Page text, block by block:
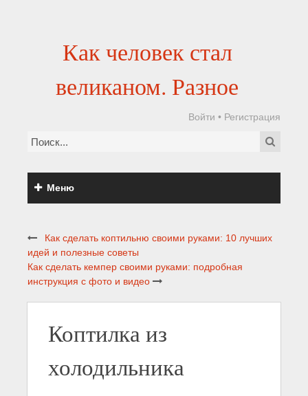
Как человек стал
великаном. Разное
Войти • Регистрация
Меню
Как сделать коптильню своими руками: 10 лучших
идей и полезные советы
Как сделать кемпер своими руками: подробная
инструкция с фото и видео
Коптилка из
холодильника